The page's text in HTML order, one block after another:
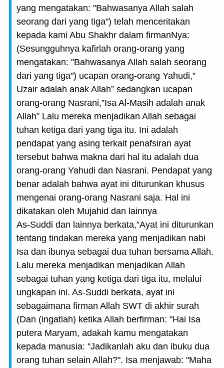
yang mengatakan: "Bahwasanya Allah salah
seorang dari yang tiga") telah menceritakan
kepada kami Abu Shakhr dalam firmanNya:
(Sesungguhnya kafirlah orang-orang yang
mengatakan: "Bahwasanya Allah salah seorang
dari yang tiga") ucapan orang-orang Yahudi,”
Uzair adalah anak Allah” sedangkan ucapan
orang-orang Nasrani,”Isa Al-Masih adalah anak
Allah” Lalu mereka menjadikan Allah sebagai
tuhan ketiga dari yang tiga itu. Ini adalah
pendapat yang asing terkait penafsiran ayat
tersebut bahwa makna dari hal itu adalah dua
orang-orang Yahudi dan Nasrani. Pendapat yang
benar adalah bahwa ayat ini diturunkan khusus
mengenai orang-orang Nasrani saja. Hal ini
dikatakan oleh Mujahid dan lainnya
As-Suddi dan lainnya berkata,”Ayat ini diturunkan
tentang tindakan mereka yang menjadikan nabi
Isa dan ibunya sebagai dua tuhan bersama Allah.
Lalu mereka menjadikan menjadikan Allah
sebagai tuhan yang ketiga dari tiga itu, melalui
ungkapan ini. As-Suddi berkata, ayat ini
sebagaimana firman Allah SWT di akhir surah
(Dan (ingatlah) ketika Allah berfirman: "Hai Isa
putera Maryam, adakah kamu mengatakan
kepada manusia: "Jadikanlah aku dan ibuku dua
orang tuhan selain Allah?". Isa menjawab: "Maha